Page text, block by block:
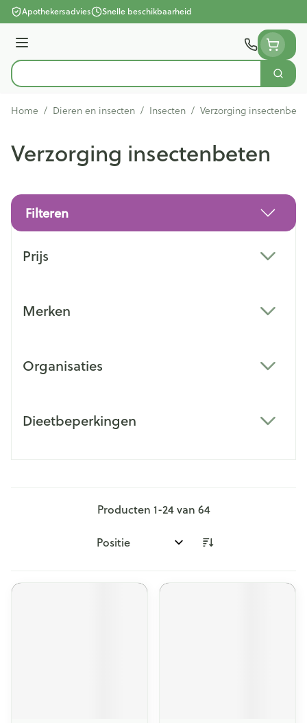
Ga naar de inhoud
Apothekersadvies Snelle beschikbaarheid
Menu
Product, merk, categorie...
Zoek
Home / Dieren en insecten / Insecten / Verzorging
Verzorging insectenbeten
Filteren
Prijs
Merken
Organisaties
Dieetbeperkingen
Producten 1-24van 64
Sorteer op: